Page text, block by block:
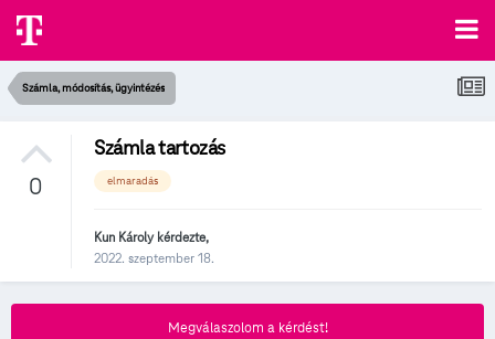
Számla, módosítás, ügyintézés
0
Számla tartozás
elmaradás
Kun Károlykérdezte,
2022. szeptember 18.
Megválaszolom a kérdést!